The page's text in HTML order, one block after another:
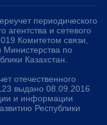
периодического
и сетевого
Комитетом связи,
по
Казахстан.
отечественного
выдано 08.09.2016
и информации
Республики